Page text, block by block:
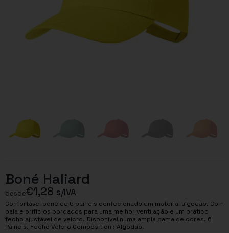
Boné Haliard
desde€1,28 s/IVA
Confortável boné de 6 painéis confecionado em material algodão. Com
pala e orifícios bordados para uma melhor ventilação e um prático
fecho ajustável de velcro. Disponível numa ampla gama de cores. 6
Painéis. Fecho Velcro Composition : Algodão.